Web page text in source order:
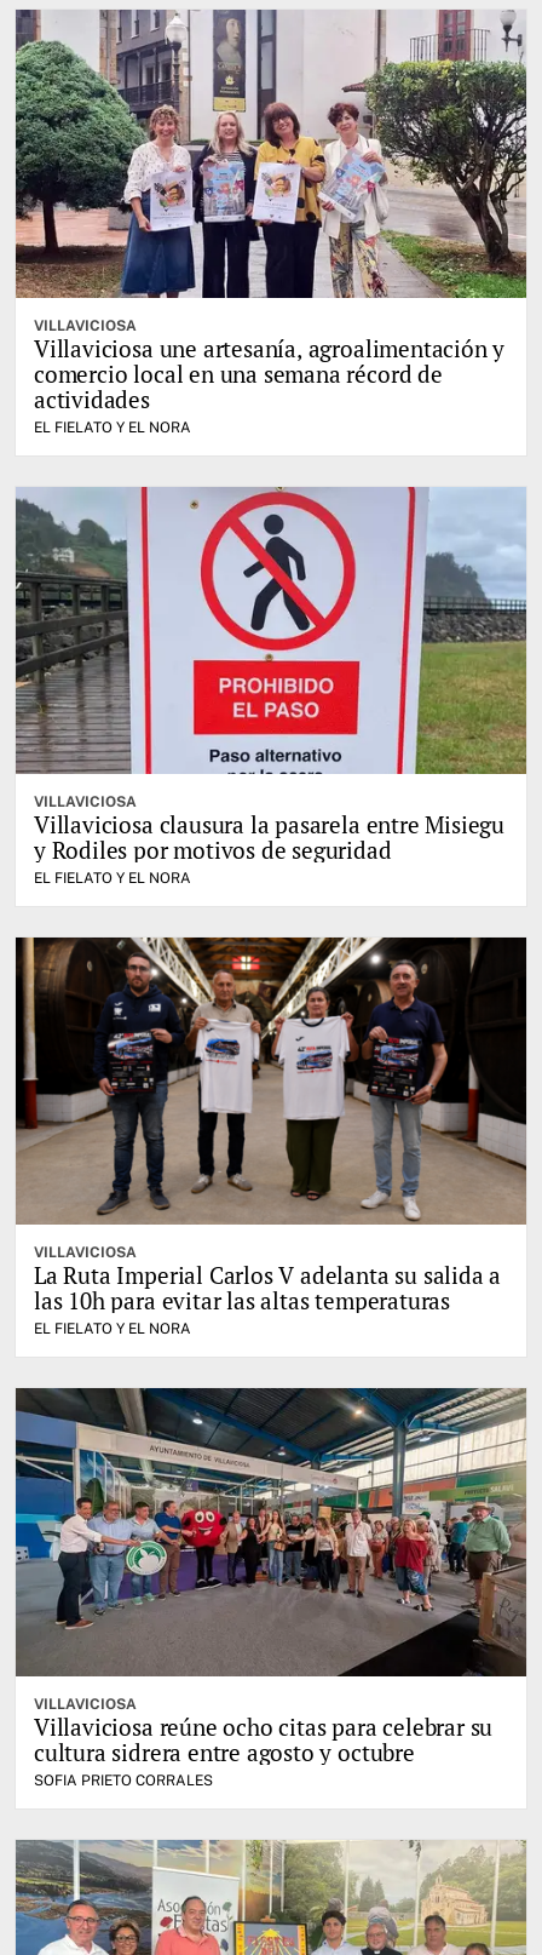
VILLAVICIOSA
Villaviciosa une artesanía, agroalimentación y
comercio local en una semana récord de
actividades
EL FIELATO Y EL NORA
VILLAVICIOSA
Villaviciosa clausura la pasarela entre Misiegu
y Rodiles por motivos de seguridad
EL FIELATO Y EL NORA
VILLAVICIOSA
La Ruta Imperial Carlos V adelanta su salida a
las 10h para evitar las altas temperaturas
EL FIELATO Y EL NORA
VILLAVICIOSA
Villaviciosa reúne ocho citas para celebrar su
cultura sidrera entre agosto y octubre
SOFIA PRIETO CORRALES